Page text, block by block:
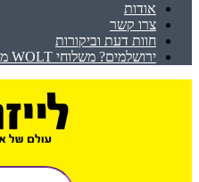
אודות
צרו קשר
חוות דעת וביקורות
ירושלמים? משלוחי WOLT מעכשיו לעכשיו!